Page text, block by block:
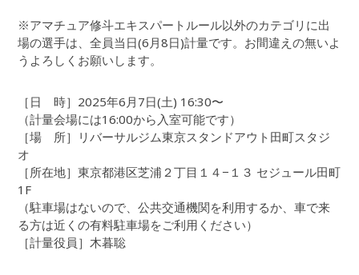
※アマチュア修斗エキスパートルール以外のカテゴリに出
場の選手は、全員当日(6月8日)計量です。お間違えの無いよ
うよろしくお願いします。
［日 時］2025年6月7日(土) 16:30〜
（計量会場には16:00から入室可能です）
［場 所］リバーサルジム東京スタンドアウト田町スタジ
オ
［所在地］東京都港区芝浦２丁目１４−１３ セジュール田町
1F
（駐車場はないので、公共交通機関を利用するか、車で来
る方は近くの有料駐車場をご利用ください）
［計量役員］木暮聡